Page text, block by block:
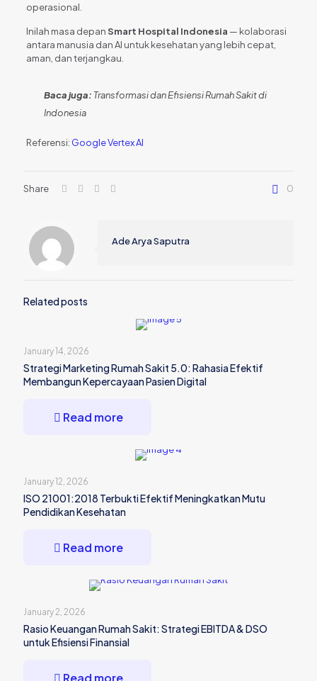
operasional.
Inilah masa depanSmart Hospital Indonesia — kolaborasi
antara manusia dan AI untuk kesehatan yang lebih cepat,
aman, dan terjangkau.
Baca juga: Transformasi dan Efisiensi Rumah Sakit di
Indonesia
Referensi: Google Vertex AI
Share 0
Ade Arya Saputra
Related posts
January 14, 2026
Strategi Marketing Rumah Sakit 5.0: Rahasia Efektif
Membangun Kepercayaan Pasien Digital
Read more
January 12, 2026
ISO 21001:2018 Terbukti Efektif Meningkatkan Mutu
Pendidikan Kesehatan
Read more
January 2, 2026
Rasio Keuangan Rumah Sakit: Strategi EBITDA & DSO
untuk Efisiensi Finansial
Read more